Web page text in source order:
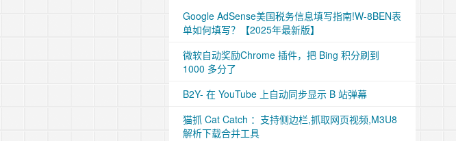
Google AdSense美国税务信息填写指南!W-8BEN表
单如何填写？【2025年最新版】
微软自动奖励Chrome 插件，把 Bing 积分刷到
1000 多分了
B2Y- 在 YouTube 上自动同步显示 B 站弹幕
猫抓 Cat Catch ：支持侧边栏,抓取网页视频,M3U8
解析下载合并工具